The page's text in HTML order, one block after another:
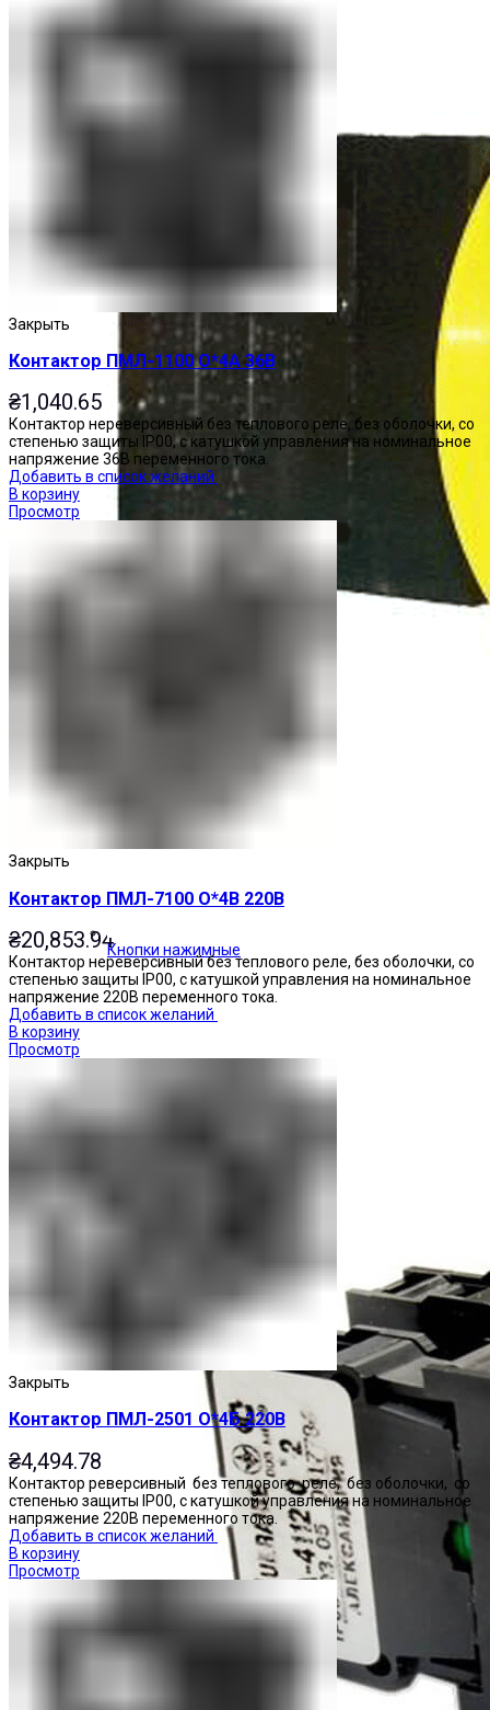
Кнопки нажимные
Закрыть
Контактор ПМЛ-1100 О*4А 36В
₴1,040.65
Контактор нереверсивный без теплового реле, без оболочки, со
степенью защиты IP00, с катушкой управления на номинальное
напряжение 36В переменного тока.
Добавить в список желаний
В корзину
Просмотр
Закрыть
Контактор ПМЛ-7100 О*4В 220В
₴20,853.94
Контактор нереверсивный без теплового реле, без оболочки, со
степенью защиты IP00, с катушкой управления на номинальное
напряжение 220В переменного тока.
Добавить в список желаний
В корзину
Просмотр
Закрыть
Контактор ПМЛ-2501 О*4Б 220В
₴4,494.78
Контактор реверсивный без теплового реле, без оболочки, со
степенью защиты IP00, с катушкой управления на номинальное
напряжение 220В переменного тока.
Добавить в список желаний
В корзину
Просмотр